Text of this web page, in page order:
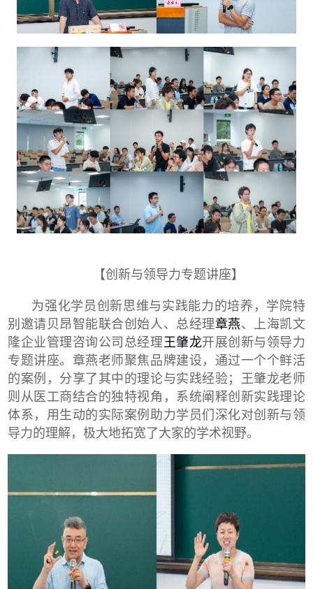
【创新与领导力专题讲座】
为强化学员创新思维与实践能力的培养，学院特
别邀请贝昂智能联合创始人、总经理章燕、上海凯文
隆企业管理咨询公司总经理王肇龙开展创新与领导力
专题讲座。章燕老师聚焦品牌建设，通过一个个鲜活
的案例，分享了其中的理论与实践经验；王肇龙老师
则从医工商结合的独特视角，系统阐释创新实践理论
体系，用生动的实际案例助力学员们深化对创新与领
导力的理解，极大地拓宽了大家的学术视野。